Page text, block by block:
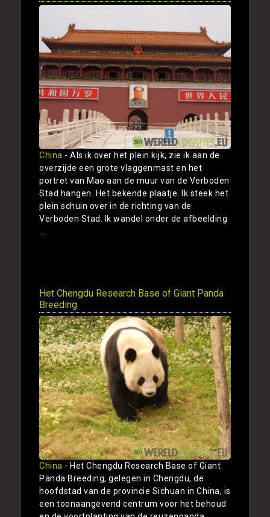
China - Als ik over het plein kijk, zie ik aan de
overzijde een grote vlaggenmast en het
portret van Mao aan de muur van de Verboden
Stad hangen. Het bekende plaatje. Ik steek het
plein schuin over in de richting van de
Verboden Stad. Ik wandel onder de afbeelding
Het Chengdu Research Base of Giant Panda
Breeding
China - Het Chengdu Research Base of Giant
Panda Breeding, gelegen in Chengdu, de
hoofdstad van de provincie Sichuan in China, is
een toonaangevend centrum voor het behoud